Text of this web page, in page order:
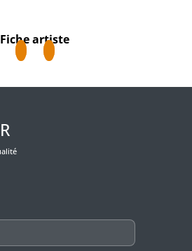
Fiche artiste